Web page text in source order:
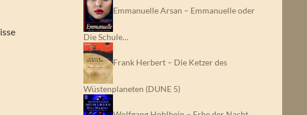
Emmanuelle Arsan – Emmanuelle oder
Die Schule…
Frank Herbert – Die Ketzer des
Wüstenplaneten (DUNE 5)